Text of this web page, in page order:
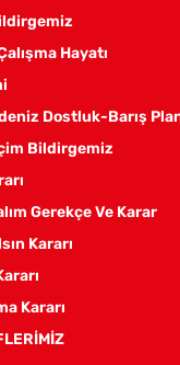
Hayatı
Dostluk-Barış
Bildirgemiz
Gerekçe Ve Karar
Kararı
Kararı